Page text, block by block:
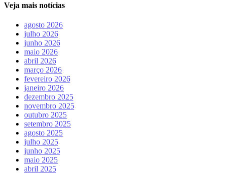
Veja mais notícias
agosto 2026
julho 2026
junho 2026
maio 2026
abril 2026
março 2026
fevereiro 2026
janeiro 2026
dezembro 2025
novembro 2025
outubro 2025
setembro 2025
agosto 2025
julho 2025
junho 2025
maio 2025
abril 2025